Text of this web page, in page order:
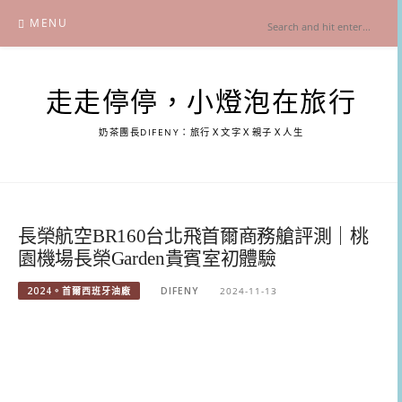
content
MENU
走走停停，小燈泡在旅行
奶茶團長DIFENY：旅行Ｘ文字Ｘ親子Ｘ人生
長榮航空BR160台北飛首爾商務艙評測｜桃
園機場長榮Garden貴賓室初體驗
2024。首爾西班牙油廠 DIFENY 2024-11-13